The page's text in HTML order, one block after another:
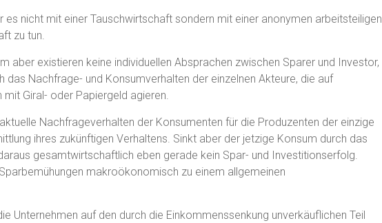
es nicht mit einer Tauschwirtschaft sondern mit einer anonymen arbeitsteiligen
zu tun.
aber existieren keine individuellen Absprachen zwischen Sparer und Investor,
das Nachfrage- und Konsumverhalten der einzelnen Akteure, die auf
mit Giral- oder Papiergeld agieren.
Nachfrageverhalten der Konsumenten für die Produzenten der einzige
ihres zukünftigen Verhaltens. Sinkt aber der jetzige Konsum durch das
gesamtwirtschaftlich eben gerade kein Spar- und Investitionserfolg.
makroökonomisch zu einem allgemeinen
Unternehmen auf den durch die Einkommenssenkung unverkäuflichen Teil